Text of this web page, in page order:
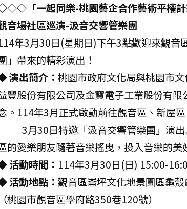
「一起同樂-桃園藝企合作藝術平
音場社區巡演-汲音交響管樂團
年3月30日(星期日)下午3點歡迎來觀音
」帶來的精彩演出！
演出簡介： 桃園市政府文化局與桃園市
豐股份有限公司及金寶電子工業股份有
。114年3月正式啟動前往觀音區、新屋
3月30日特邀「汲音交響管樂團」演
的愛樂朋友隨著音樂搖曳，投入音樂的美
活動時間： 114年3月30日(日) 15:00-
活動地點： 觀音區崙坪文化地景園區龜殼
（桃園市觀音區學府路350巷120號）